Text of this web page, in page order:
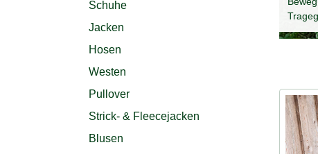
Schuhe
Jacken
Hosen
Westen
Pullover
Strick- & Fleecejacken
Blusen